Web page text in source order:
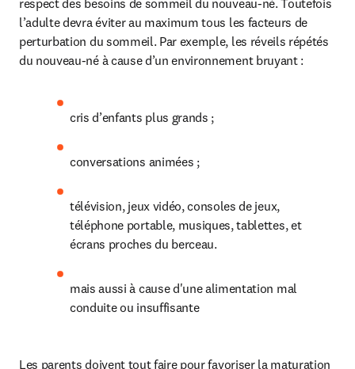
l’adulte devra éviter au maximum tous les facteurs de
perturbation du sommeil. Par exemple, les réveils répétés
du nouveau-né à cause d’un environnement bruyant :
cris d’enfants plus grands ;
conversations animées ;
télévision, jeux vidéo, consoles de jeux,
téléphone portable, musiques, tablettes, et
écrans proches du berceau.
mais aussi à cause d'une alimentation mal
conduite ou insuffisante
Les parents doivent tout faire pour favoriser la maturation